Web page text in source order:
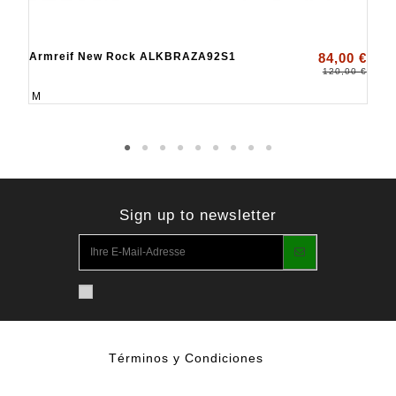
Armreif New Rock ALKBRAZA92S1 84,00 €
120,00 €
M
Sign up to newsletter
Términos y Condiciones